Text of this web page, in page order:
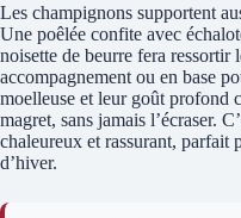
Les champignons supportent
Une poêlée confite avec
noisette de beurre fera ressortir
accompagnement ou en base
moelleuse et leur goût profond
magret, sans jamais l’écraser.
chaleureux et rassurant, parfait
d’hiver.